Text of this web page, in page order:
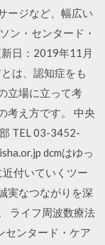
ージなど、幅広い
ン・センタード・
日：2019年11月
は、認知症をも
立場に立って考
考え方です。 中央
TEL 03-3452-
dcmはゆっ
付いていくツー
実なつながりを深
ライフ周波数療法
センタード・ケア